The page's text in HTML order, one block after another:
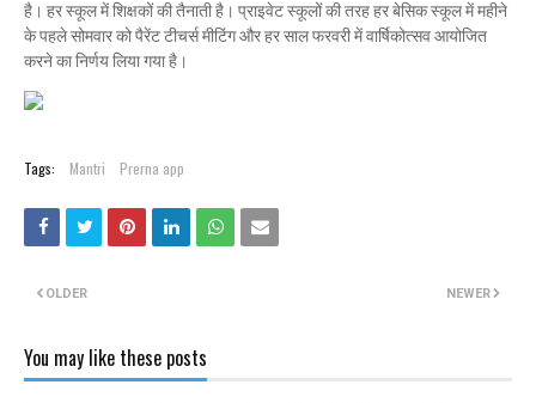
है। हर स्कूल में शिक्षकों की तैनाती है। प्राइवेट स्कूलों की तरह हर बेसिक स्कूल में महीने
के पहले सोमवार को पैरेंट टीचर्स मीटिंग और हर साल फरवरी में वार्षिकोत्सव आयोजित
करने का निर्णय लिया गया है।
Tags: Mantri Prerna app
NEWER
OLDER
You may like these posts